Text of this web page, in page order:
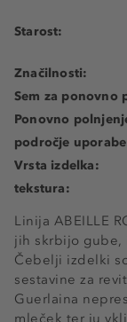
Linija ABEILLE
jih skrbijo gube,
Čebelji izdelki
sestavine za
Guerlaina
Starost:
Značilnosti:
Sem za ponovno
Ponovno
področje
Vrsta izdelka:
tekstura: